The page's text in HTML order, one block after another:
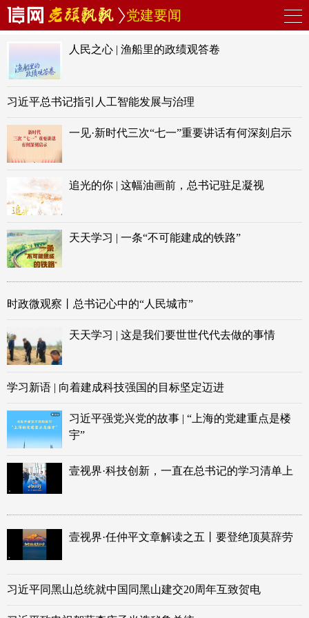
党建要闻
人民之心 | 渔船里的政绩观答卷
习近平总书记指引人工智能发展与治理
一见·新时代三次“七一”重要讲话有何深刻启示
追光的你 | 这幅油画前，总书记驻足凝视
天天学习 | 一条“不可能建成的铁路”
时政微观察丨总书记心中的“人民城市”
天天学习 | 这是我们要世世代代去做的事情
学习新语 | 向着建成科技强国的目标坚定迈进
习近平强党兴党的故事 | “上海的党建重点是楼
宇”
壹视界·科技创新，一直在总书记的学习清单上
壹视界·任仲平文章解读之五丨要登绝顶莫辞劳
习近平同黑山总统就中国同黑山建交20周年互致贺电